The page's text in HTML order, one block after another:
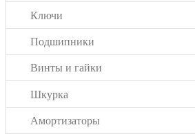
Ключи
Подшипники
Винты и гайки
Шкурка
Амортизаторы